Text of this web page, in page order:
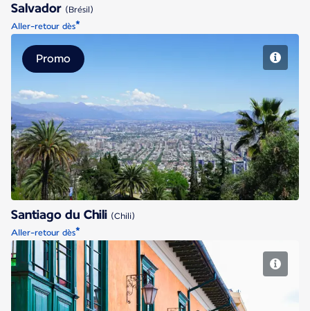
Salvador (Brésil)
Aller-retour dès*
Santiago du Chili
Promo
Santiago du Chili (Chili)
Aller-retour dès*